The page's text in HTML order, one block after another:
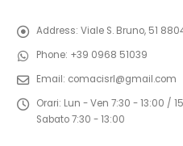
Address: Viale S. Bruno, 51
Phone: +39 0968 51039
Email: comacisrl@gmail.com
Orari: Lun - Ven 7:30 - 13:00 /
Sabato 7:30 - 13:00